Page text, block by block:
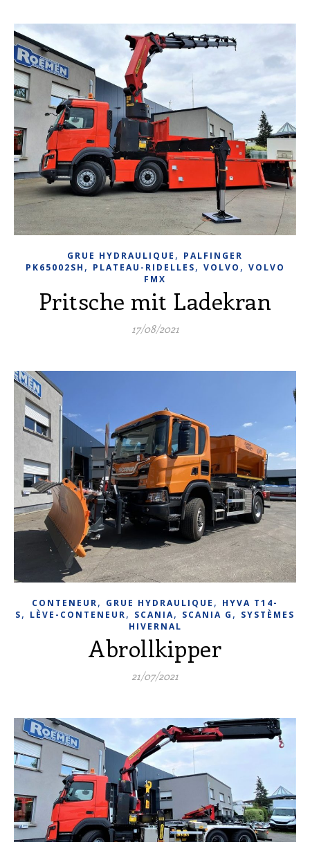
GRUE HYDRAULIQUE , PALFINGER
PK65002SH , PLATEAU-RIDELLES, VOLVO , VOLVO
FMX
Pritsche mit Ladekran
17/08/2021
CONTENEUR, GRUE HYDRAULIQUE , HYVA T14-
S, LÈVE-CONTENEUR, SCANIA, SCANIA G , SYSTÈMES
HIVERNAL
Abrollkipper
21/07/2021